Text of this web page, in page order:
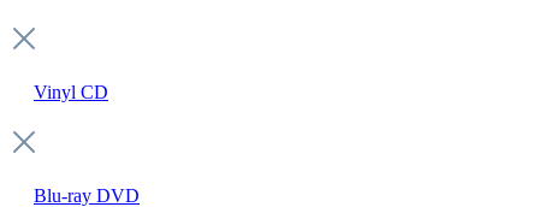
Vinyl CD
Blu-ray DVD